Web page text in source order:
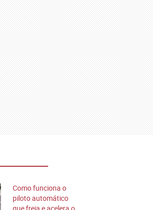
Como funciona o
piloto automático